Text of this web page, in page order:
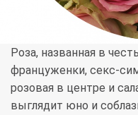
Роза, названная в
француженки, секс-
розовая в центре и
выглядит юно и